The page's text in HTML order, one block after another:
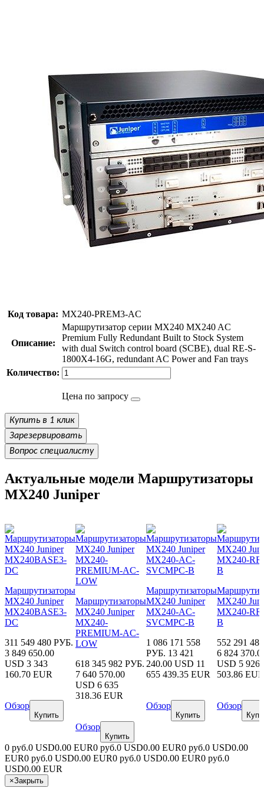
Код товара: MX240-PREM3-AC
Описание:
Маршрутизатор серии MX240 MX240 AC
Premium Fully Redundant Built to Stock System
with dual Switch control board (SCBE), dual RE-S-
1800X4-16G, redundant AC Power and Fan trays
Количество:
Цена по запросу
Купить в 1 клик
Зарезервировать
Вопрос специалисту
Актуальные модели Маршрутизаторы
MX240 Juniper
Маршрутизаторы
MX240 Juniper
MX240BASE3-
DC
311 549 480 РУБ.
3 849 650.00
USD 3 343
160.70 EUR
Обзор
Купить
Маршрутизаторы
MX240 Juniper
MX240-
PREMIUM-AC-
LOW
618 345 982 РУБ.
7 640 570.00
USD 6 635
318.36 EUR
Обзор
Купить
Маршрутизаторы
MX240 Juniper
MX240-AC-
SVCMPC-B
1 086 171 558
РУБ. 13 421
240.00 USD 11
655 439.35 EUR
Обзор
Купить
MX240
MX240-
B
552 291
6 824
USD 5 926
503.86 EUR
Обзор
0 руб.0 USD0.00 EUR0 руб.0 USD0.00 EUR0 руб.0 USD0.00
EUR0 руб.0 USD0.00 EUR0 руб.0 USD0.00 EUR0 руб.0
USD0.00 EUR
×Закрыть